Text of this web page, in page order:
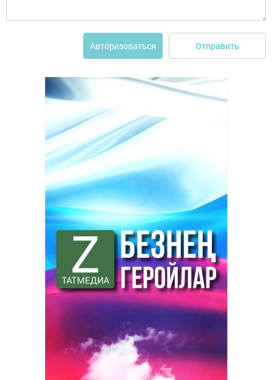
Авторизоваться Отправить